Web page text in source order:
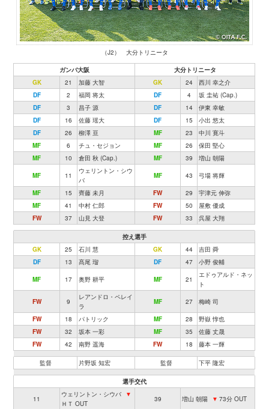
（J2） 大分トリニータ
ガンバ大阪
大分トリニータ
GK
21 加藤 大智 GK 24
西川 幸之介
DF
2 福岡 将太 DF 4
坂 圭祐 (Cap.)
DF
3 昌子 源 DF 14
伊東 幸敏
DF
16 佐藤 瑶大 DF 15
小出 悠太
DF
26 柳澤 亘 MF 23
中川 寛斗
MF
6 チュ・セジョン MF 26
保田 堅心
MF
10 倉田 秋 (Cap.) MF 39 増山 朝陽
MF 11
ウェリントン・シウ
バ
MF 43 弓場 将輝
MF 15 齊藤 未月 FW 29
宇津元 伸弥
MF
41 中村 仁郎 FW 50
屋敷 優成
FW
37 山見 大登 FW 33 呉屋 大翔
控え選手
GK
25 石川 慧 GK 44
吉田 舜
DF
13 髙尾 瑠 DF 47 小野 俊輔
MF 17 奥野 耕平 MF 21
エドゥアルド・ネッ
ト
FW 9
レアンドロ・ペレイ
ラ
MF 27 梅崎 司
FW 18 パトリック MF 28
野嶽 惇也
FW
32 坂本 一彩 MF 35
佐藤 丈晟
FW
42 南野 遥海 FW 18 藤本 一輝
監督 片野坂 知宏 監督 下平 隆宏
選手交代
11
ウェリントン・シウバ
▼
ＨＴ OUT
39 増山 朝陽 ▼ 73分 OUT